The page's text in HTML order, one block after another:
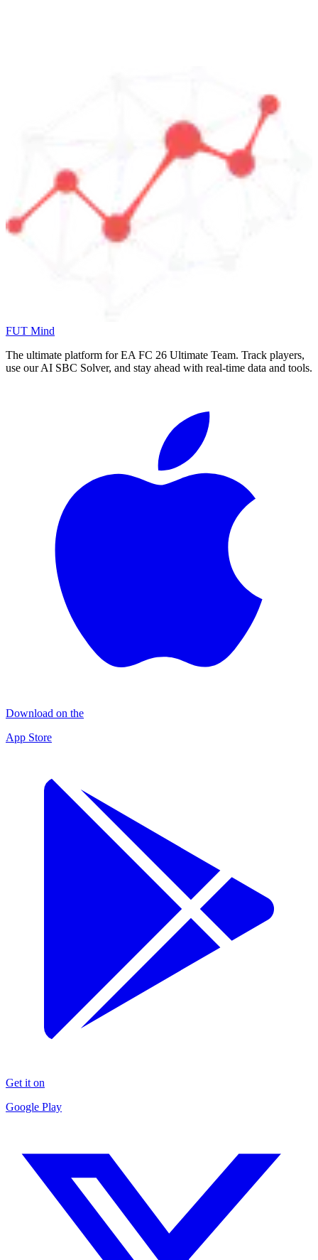
FUT Mind
The ultimate platform for EA FC 26 Ultimate Team. Track players,
use our AI SBC Solver, and stay ahead with real-time data and tools.
Download on the
App Store
Get it on
Google Play